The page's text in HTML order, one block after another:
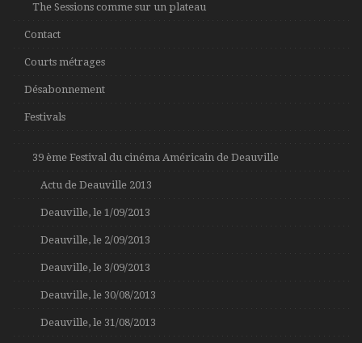
The Sessions comme sur un plateau
Contact
Courts métrages
Désabonnement
Festivals
39 ème Festival du cinéma Américain de Deauville
Actu de Deauville 2013
Deauville, le 1/09/2013
Deauville, le 2/09/2013
Deauville, le 3/09/2013
Deauville, le 30/08/2013
Deauville, le 31/08/2013